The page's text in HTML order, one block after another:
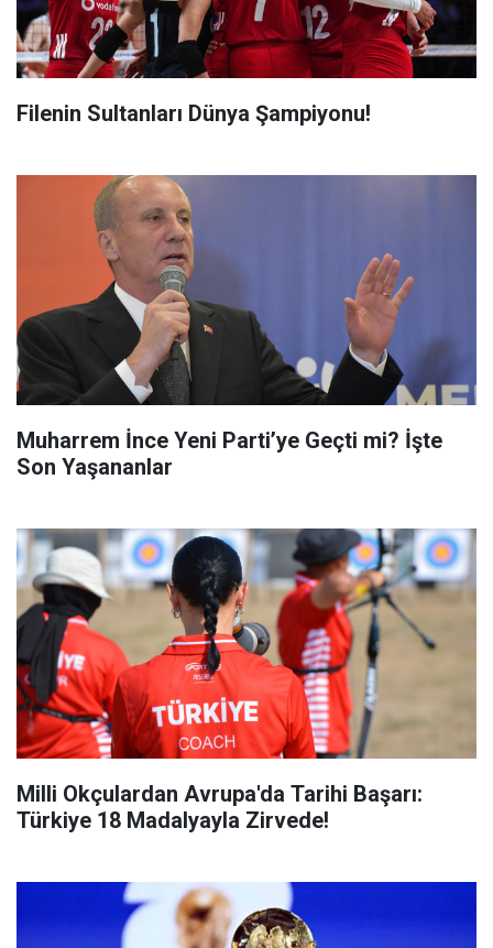
Filenin Sultanları Dünya Şampiyonu!
Muharrem İnce Yeni Parti’ye Geçti mi? İşte
Son Yaşananlar
Milli Okçulardan Avrupa'da Tarihi Başarı:
Türkiye 18 Madalyayla Zirvede!